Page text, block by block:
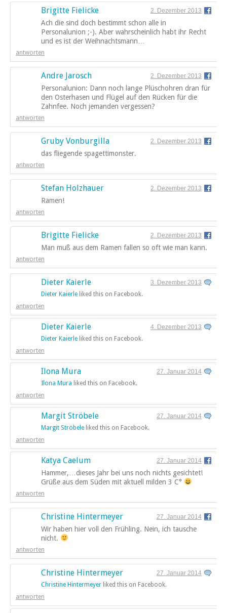
Brigitte Fielicke 2. Dezember 2013
Ach die sind doch bestimmt schon alle in
Personalunion ;-). Aber wahrscheinlich habt ihr Recht
und es ist der Weihnachtsmann…
antworten
Andre Jarosch 2. Dezember 2013
Personalunion: Dann noch lange Plüschohren dran für
den Osterhasen und Flügel auf den Rücken für die
Zahnfee. Noch jemanden vergessen?
antworten
Gruby Vonburgilla 2. Dezember 2013
das fliegende spagettimonster.
antworten
Stefan Holzhauer 2. Dezember 2013
Ramen!
antworten
Brigitte Fielicke 2. Dezember 2013
Man muß aus dem Ramen fallen so oft wie man kann.
antworten
Dieter Kaierle
3. Dezember 2013
Dieter Kaierle liked this on Facebook.
antworten
Dieter Kaierle
4. Dezember 2013
Dieter Kaierle liked this on Facebook.
antworten
Ilona Mura
27. Januar 2014
Ilona Mura liked this on Facebook.
antworten
Margit Ströbele
27. Januar 2014
Margit Ströbele liked this on Facebook.
antworten
Katya Caelum 27. Januar 2014
Hammer,…dieses Jahr bei uns noch nichts gesichtet!
Grüße aus dem Süden mit aktuell milden 3 C°
antworten
Christine Hintermeyer 27. Januar 2014
Wir haben hier voll den Frühling. Nein, ich tausche
nicht.
antworten
Christine Hintermeyer
27. Januar 2014
Christine Hintermeyer liked this on Facebook.
antworten